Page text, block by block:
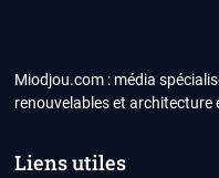
Miodjou.com : média
renouvelables et architecture
Liens utiles